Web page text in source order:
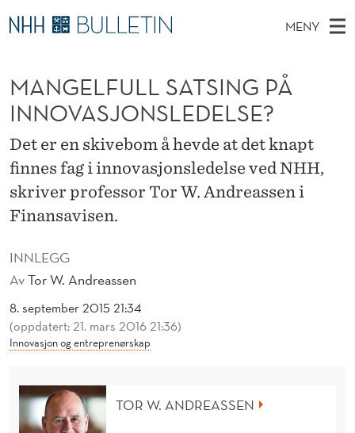
M
A
N
G
E
L
F
U
L
L
S
A
MENY
V
E
D
M
E
N
K
I
N
T
T
S
T
E
E
Stipendiater og nye forskerprofiler
Disputaser
Ekspertutvalg
Om Bulletin
INNLEGG
AvTor W. Andreassen
8. september 2015 21:34
(oppdatert: 21. mars 2016 21:36)
Innovasjon og entreprenørskap
MANGELFULL SATSING PÅ
INNOVASJONSLEDELSE?
Det er en skivebom å hevde at det knapt
finnes fag i innovasjonsledelse ved NHH,
skriver professor Tor W. Andreassen i
Finansavisen.
TOR W. ANDREASSEN